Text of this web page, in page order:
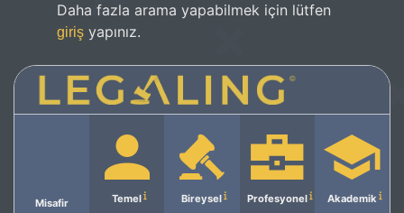
Daha fazla arama yapabilmek için lütfen
giriş yapınız.
Misafir Temel Bireysel Profesyonel Akademik